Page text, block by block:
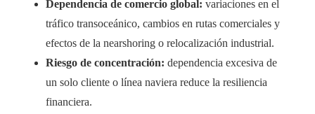
Dependencia de comercio global: variaciones en el
tráfico transoceánico, cambios en rutas comerciales y
efectos de la nearshoring o relocalización industrial.
Riesgo de concentración: dependencia excesiva de
un solo cliente o línea naviera reduce la resiliencia
financiera.